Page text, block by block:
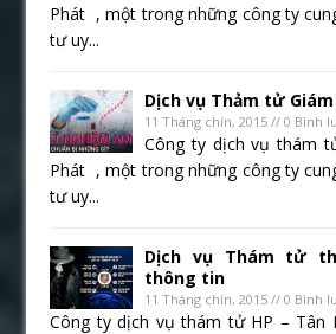
Phát , một trong những công ty
tư uy...
Dịch vụ Thảm tử Giám
11 Tháng chín, 2015 // 0 Bình
Công ty dịch vụ thám
Phát , một trong những công ty
tư uy...
Dịch vụ Thám tử
thông tin
11 Tháng chín, 2015 // 0 Bình
Công ty dịch vụ thám tử HP –